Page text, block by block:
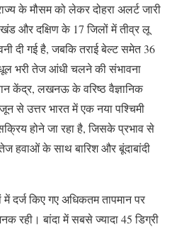
के मौसम को लेकर दोहरा अलर्ट जारी
और दक्षिण के 17 जिलों में तीव्र लू
दी गई है, जबकि तराई बेल्ट समेत 36
भरी तेज आंधी चलने की संभावना
केंद्र, लखनऊ के वरिष्ठ वैज्ञानिक
से उत्तर भारत में एक नया पश्चिमी
होने जा रहा है, जिसके प्रभाव से
हवाओं के साथ बारिश और बूंदाबांदी
दर्ज किए गए अधिकतम तापमान पर
रही। बांदा में सबसे ज्यादा 45 डिग्री